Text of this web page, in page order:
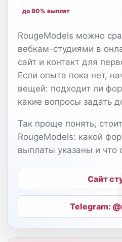
до 90% выплат
RougeModels можно
вебкам-студиями в
сайт и контакт для
Если опыта пока нет,
вещей: подходит ли
какие вопросы задать
Так проще понять,
RougeModels: какой
выплаты указаны и что
Сайт
Telegram: